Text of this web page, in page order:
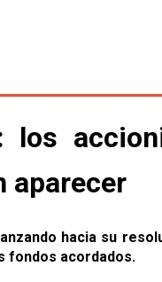
los
aparecer
hacia su
fondos acordados.